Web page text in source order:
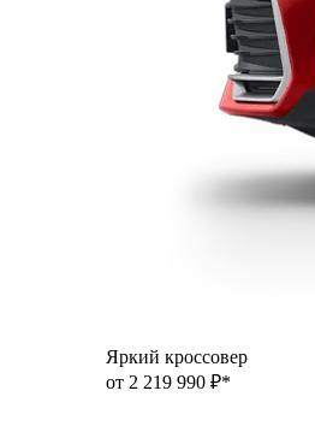
Яркий кроссовер
от 2 219 990 ₽*